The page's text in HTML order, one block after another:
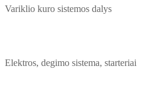
Variklio kuro sistemos dalys
Elektros, degimo sistema, starteriai